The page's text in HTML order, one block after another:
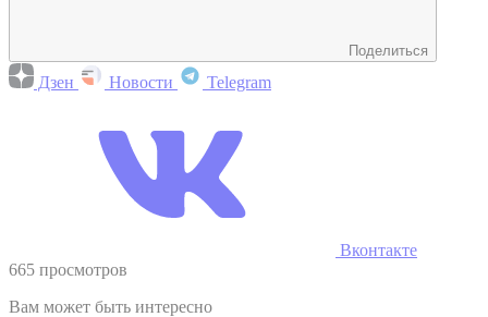
Поделиться
Дзен Новости Telegram
Вконтакте
665 просмотров
Вам может быть интересно